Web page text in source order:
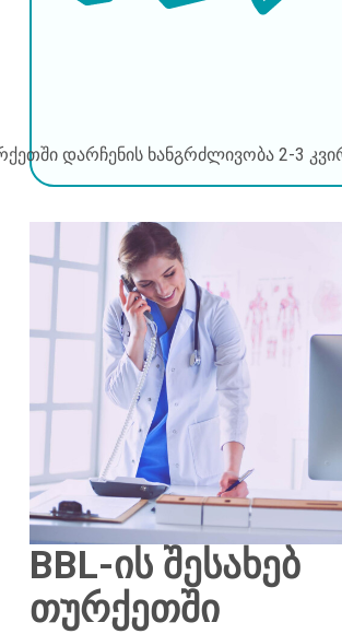
დარჩენის ხანგრძლივობა 2-3
BBL-ის შესახებ
თურქეთში